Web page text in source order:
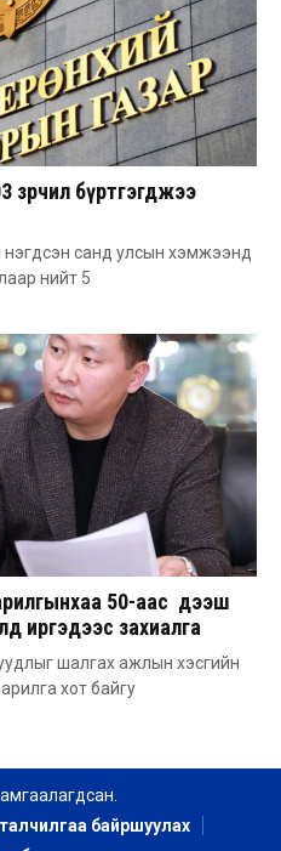
зөрчил бүртгэгджээ
нэгдсэн санд улсын хэмжээнд
нийт 5
50-аас дээш
иргэдээс захиалга
шалгах ажлын хэсгийн
хот байгу
байршуулах